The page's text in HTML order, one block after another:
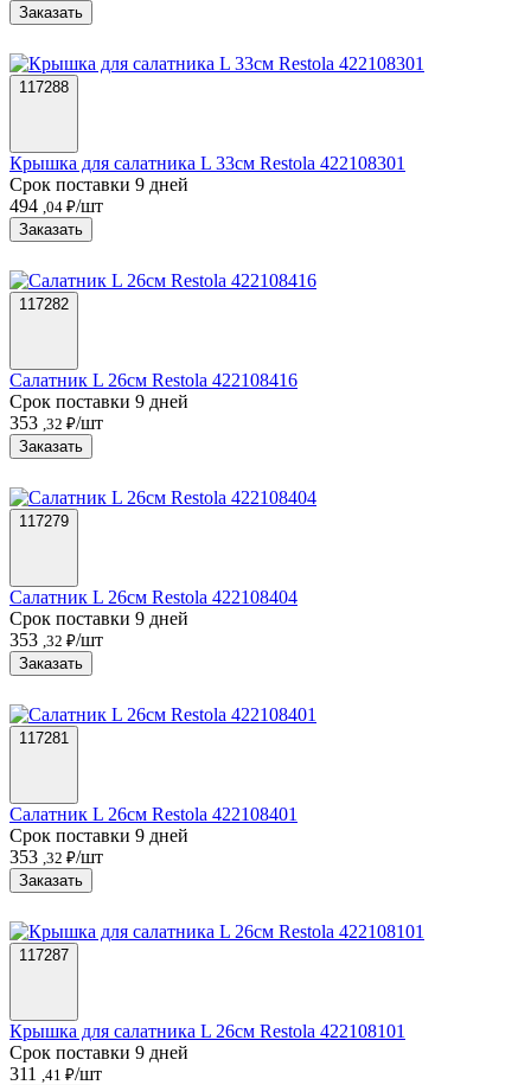
Заказать
117288
Крышка для салатника L 33см Restola 422108301
Срок поставки 9 дней
494 ,04 ₽/шт
Заказать
117282
Салатник L 26см Restola 422108416
Срок поставки 9 дней
353 ,32 ₽/шт
Заказать
117279
Салатник L 26см Restola 422108404
Срок поставки 9 дней
353 ,32 ₽/шт
Заказать
117281
Салатник L 26см Restola 422108401
Срок поставки 9 дней
353 ,32 ₽/шт
Заказать
117287
Крышка для салатника L 26см Restola 422108101
Срок поставки 9 дней
311
,41 ₽/шт